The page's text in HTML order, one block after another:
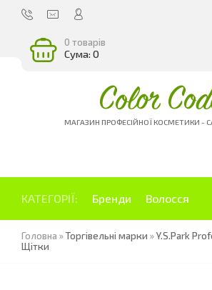
0 товарів
Сума: 0
Color
МАГАЗИН ПРОФЕСІЙНОЇ КОСМЕТИКИ -
КАТЕГОРІЇ: Бренди Волосся
Головна »Торгівельні марки »Y.S.Park
Щітки